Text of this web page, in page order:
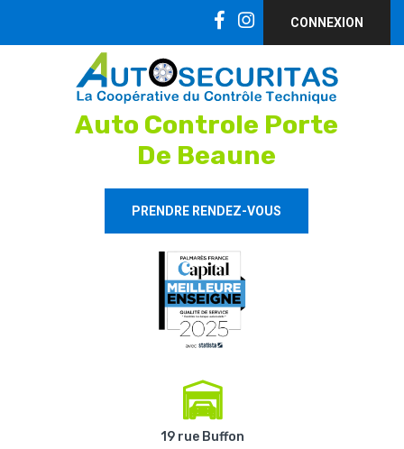
CONNEXION
Auto Controle Porte
De Beaune
PRENDRE RENDEZ-VOUS
19 rue Buffon